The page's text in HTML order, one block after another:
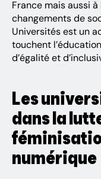
France mais aussi
changements de
Universités est un
touchent
d’égalité et
Les
dans la
numérique